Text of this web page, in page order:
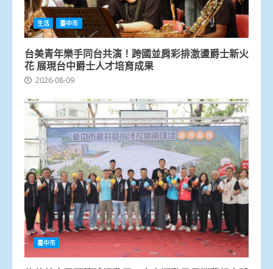
生活 臺中市
台美青年樂手同台共演！跨國並肩彩排激盪爵士新火
花 展現台中爵士人才培育成果
2026-08-09
臺中市